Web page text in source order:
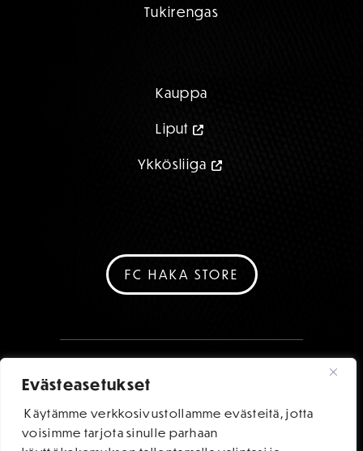
Evästeasetukset
Käytämme verkkosivustollamme evästeitä, jotta
voisimme tarjota sinulle parhaan
Tukirengas
Kauppa
Liput
Ykkösliiga
FC HAKA STORE